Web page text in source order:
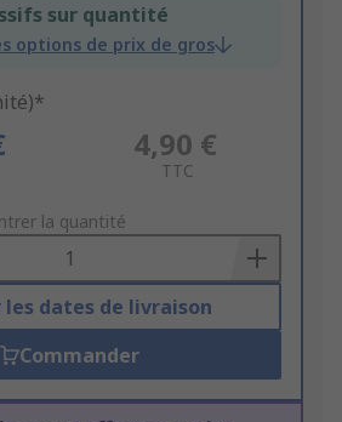
sur quantité
options de prix de gros
4,90 €
TTC
la quantité
dates de livraison
Commander